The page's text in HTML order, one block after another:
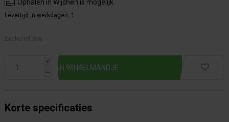
Ophalen in Wijchen is mogelijk.
Levertijd in werkdagen: 1
Exclusief btw.
i
h
Korte specificaties